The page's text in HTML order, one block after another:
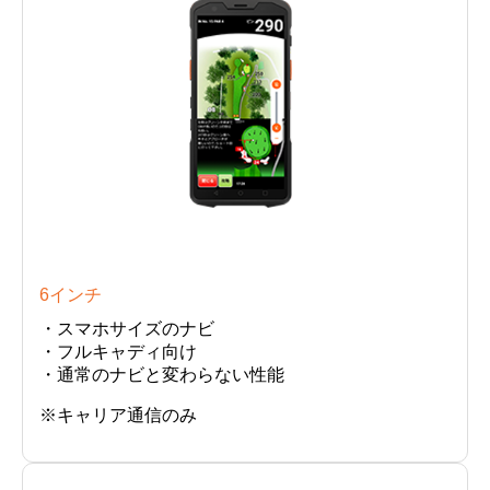
6インチ
・スマホサイズのナビ
・フルキャディ向け
・通常のナビと変わらない性能
※キャリア通信のみ